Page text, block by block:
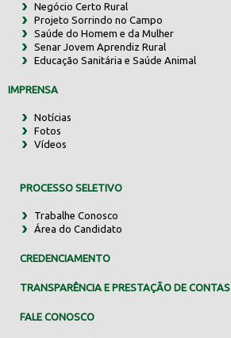
Negócio Certo Rural
Projeto Sorrindo no Campo
Saúde do Homem e da Mulher
Senar Jovem Aprendiz Rural
Educação Sanitária e Saúde Animal
IMPRENSA
Notícias
Fotos
Vídeos
PROCESSO SELETIVO
Trabalhe Conosco
Área do Candidato
CREDENCIAMENTO
TRANSPARÊNCIA E PRESTAÇÃO DE CONTAS
FALE CONOSCO